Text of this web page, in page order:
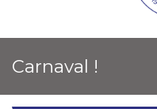
Carnaval !